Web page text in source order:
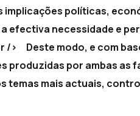
implicações políticas,
efectiva necessidade e
/> Deste modo, e com
produzidas por ambas as
temas mais actuais,